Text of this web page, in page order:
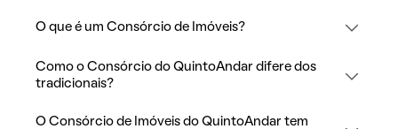
O que é um Consórcio de Imóveis?
Como o Consórcio do QuintoAndar difere dos
tradicionais?
O Consórcio de Imóveis do QuintoAndar tem